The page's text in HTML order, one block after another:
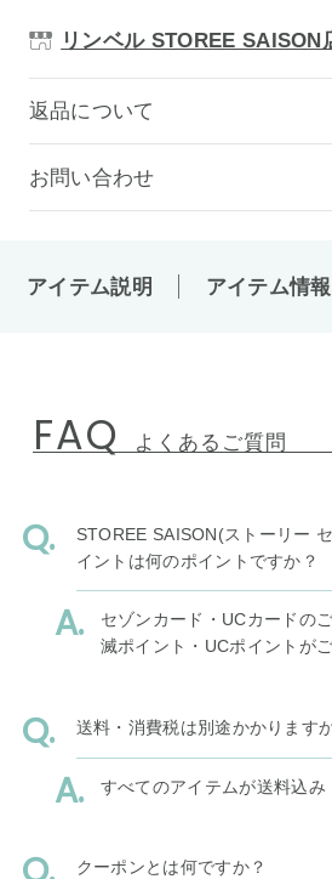
リンベル STOREE SAISON
返品について
お問い合わせ
アイテム説明 アイテム情報
FAQ よくあるご質問
STOREE SAISON(ストーリー
イントは何のポイントですか？
セゾンカード・UCカードの
滅ポイント・UCポイントが
送料・消費税は別途かかります
すべてのアイテムが送料込み
クーポンとは何ですか？